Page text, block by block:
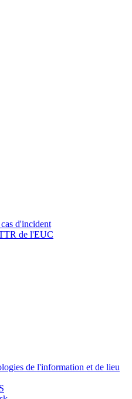
d'incident
de l'EUC
de l'information et de lieu